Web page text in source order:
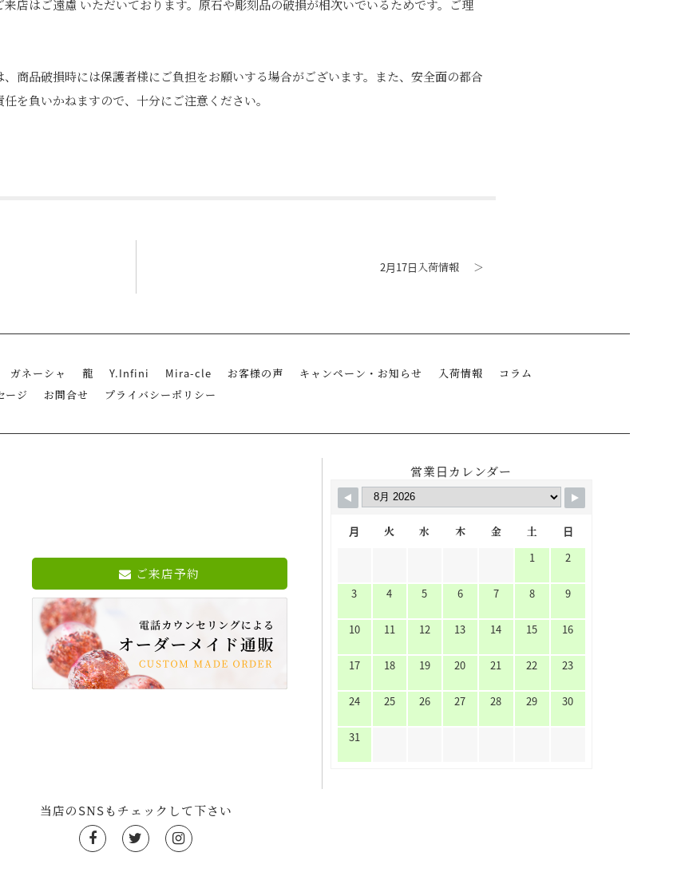
店はご遠慮 いただいております。原石や彫刻品の破損が相次いでいるためです。ご理
商品破損時には保護者様にご負担をお願いする場合がございます。また、安全面の都合
を負いかねますので、十分にご注意ください。
2月17日入荷情報 ＞
ガネーシャ 龍 Y.Infini Mira-cle お客様の声 キャンペーン・お知らせ 入荷情報
コラム
ージ お問合せ プライバシーポリシー
ご来店予約
営業日カレンダー
月 火 水 木 金 土
日
1
2
3 4 5 6 7 8 9
10 11 12 13 14 15 16
17 18 19 20 21 22 23
24 25 26 27 28 29 30
31
当店のSNSもチェックして下さい